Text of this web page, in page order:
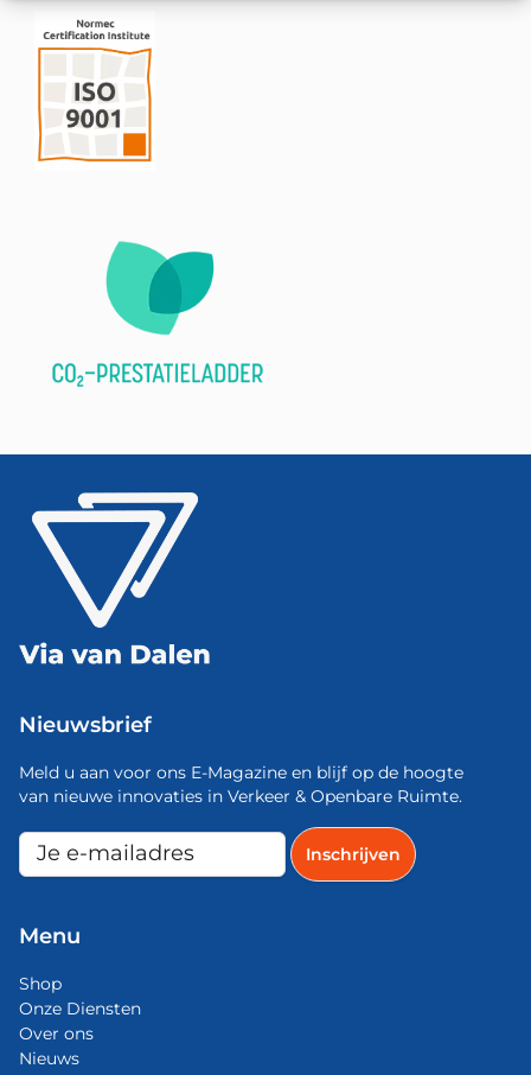
Nieuwsbrief
Meld u aan voor ons E-Magazine en blijf op de hoogte
van nieuwe innovaties in Verkeer & Openbare Ruimte.
Menu
Shop
Onze Diensten
Over ons
Nieuws